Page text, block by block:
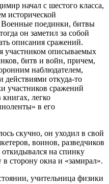
начал с шестого класса,
исторической
Военные поединки, битвы
он заметил за собой
описания сражений.
участником описываемых
битв и войн, причем,
наблюдателем,
откуда-то
участников сражений
легко
в его
скучно, он уходил в свой
воинов, разведчиков
на спинку
в сторону окна и «замирал».
учительница физики